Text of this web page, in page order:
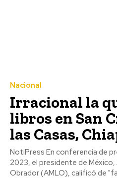
Nacional
Irracional la
libros en San
las Casas,
NotiPress En conferencia de
2023, el presidente de México,
Obrador (AMLO), calificó de